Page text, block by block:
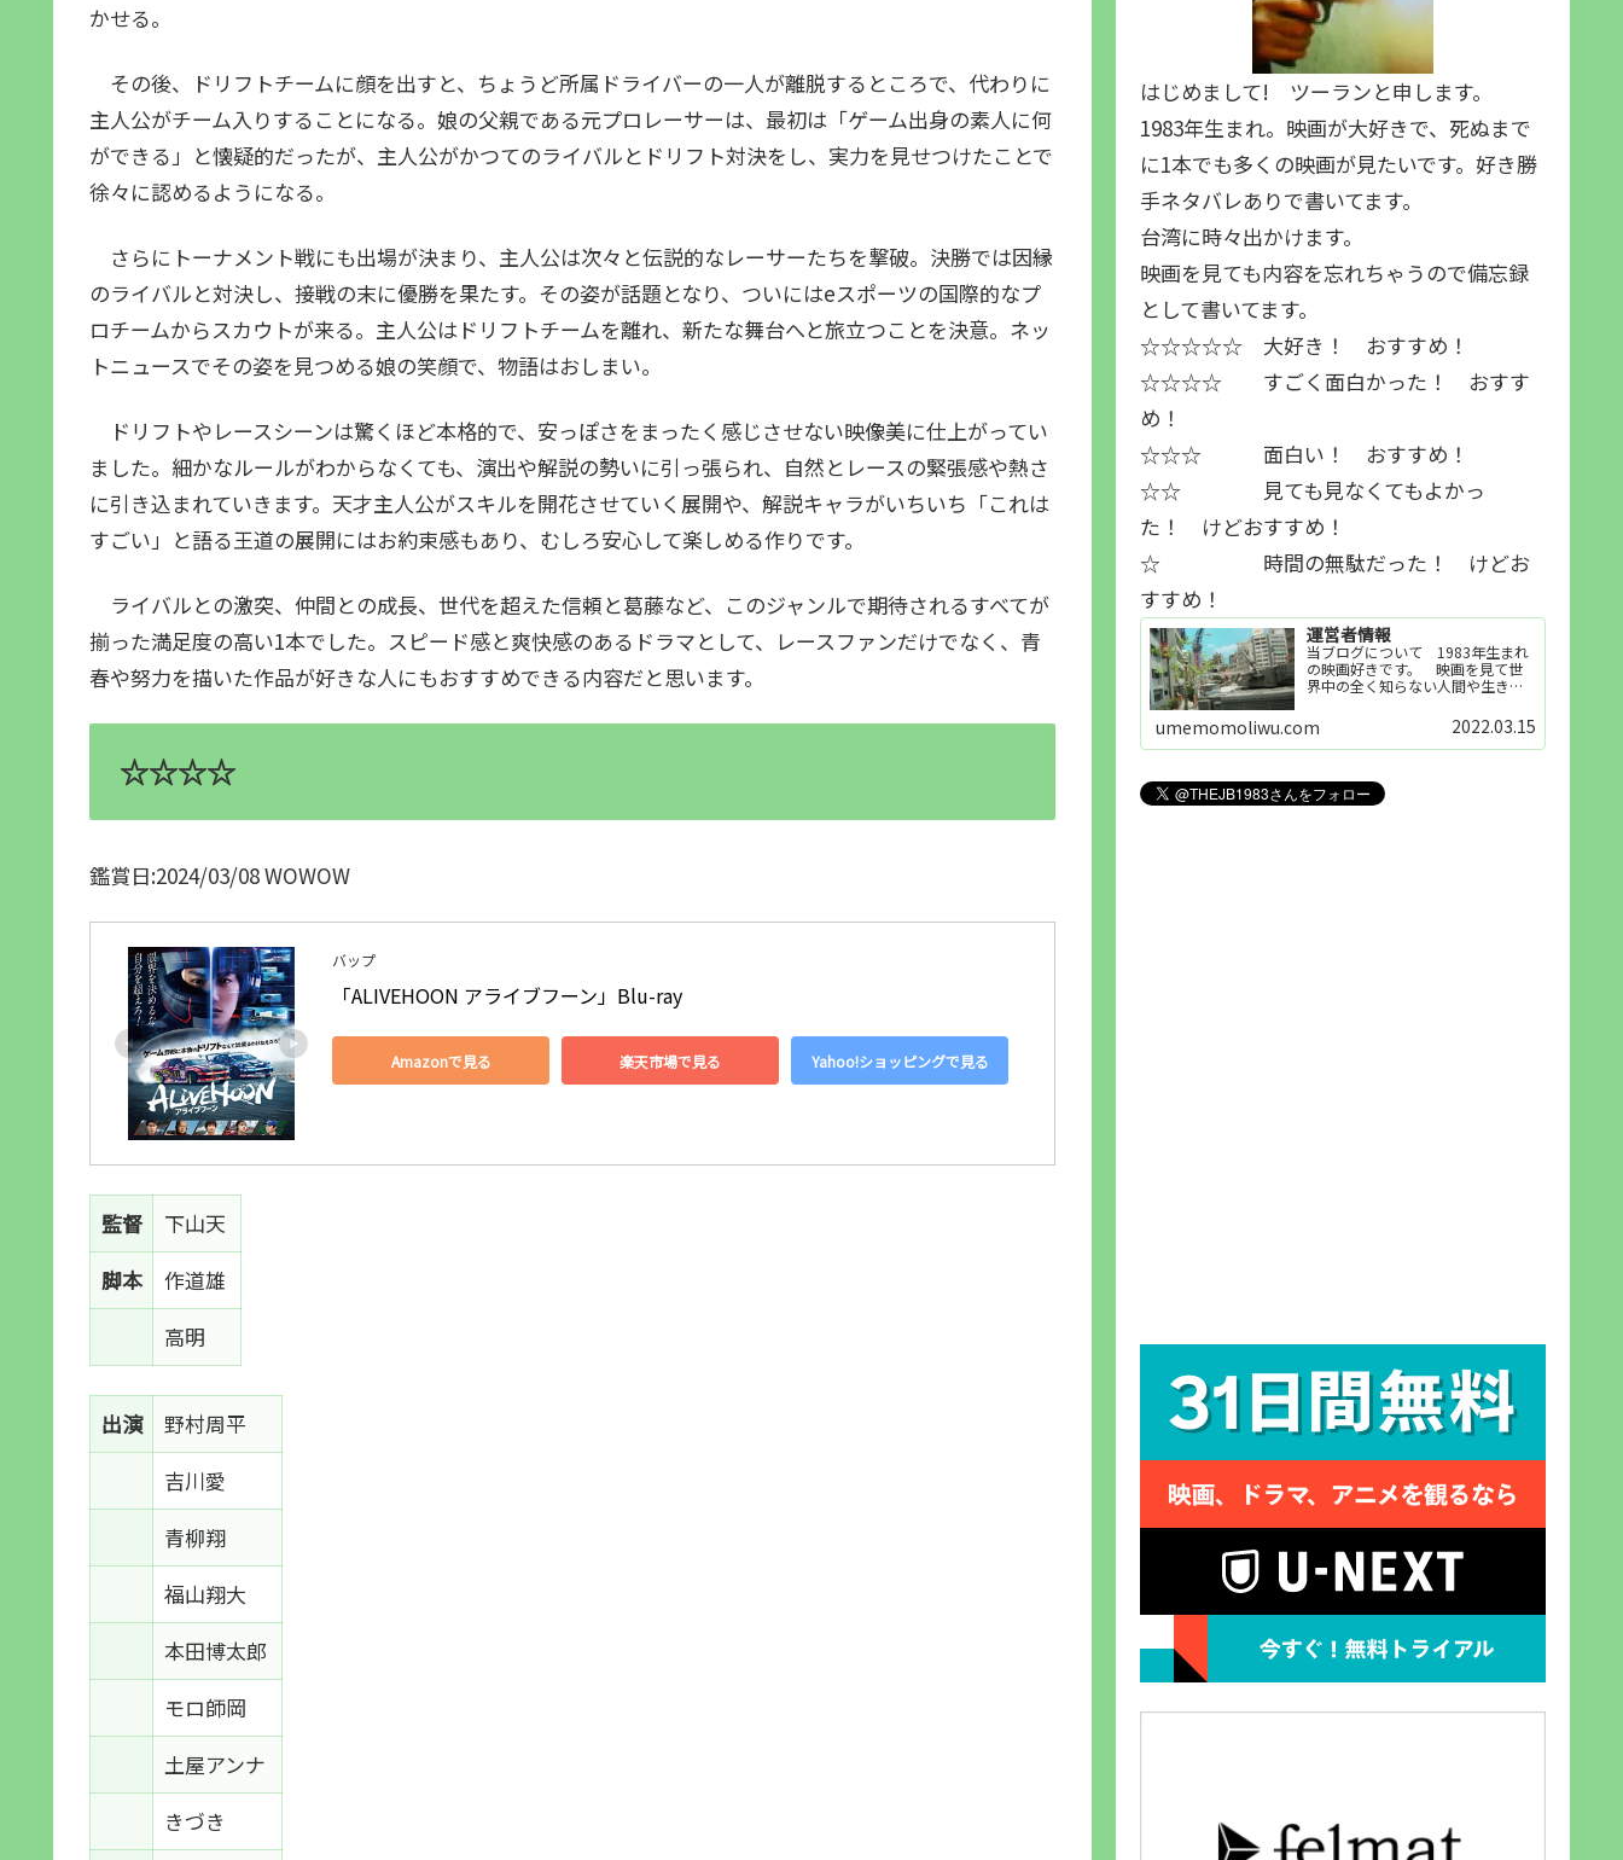
かせる。
その後、ドリフトチームに顔を出すと、ちょうど所属ドライバーの一人が離脱するところで、代わりに
主人公がチーム入りすることになる。娘の父親である元プロレーサーは、最初は「ゲーム出身の素人に何
ができる」と懐疑的だったが、主人公がかつてのライバルとドリフト対決をし、実力を見せつけたことで
徐々に認めるようになる。
さらにトーナメント戦にも出場が決まり、主人公は次々と伝説的なレーサーたちを撃破。決勝では因縁
のライバルと対決し、接戦の末に優勝を果たす。その姿が話題となり、ついにはeスポーツの国際的なプ
ロチームからスカウトが来る。主人公はドリフトチームを離れ、新たな舞台へと旅立つことを決意。ネッ
トニュースでその姿を見つめる娘の笑顔で、物語はおしまい。
ドリフトやレースシーンは驚くほど本格的で、安っぽさをまったく感じさせない映像美に仕上がってい
ました。細かなルールがわからなくても、演出や解説の勢いに引っ張られ、自然とレースの緊張感や熱さ
に引き込まれていきます。天才主人公がスキルを開花させていく展開や、解説キャラがいちいち「これは
すごい」と語る王道の展開にはお約束感もあり、むしろ安心して楽しめる作りです。
ライバルとの激突、仲間との成長、世代を超えた信頼と葛藤など、このジャンルで期待されるすべてが
揃った満足度の高い1本でした。スピード感と爽快感のあるドラマとして、レースファンだけでなく、青
春や努力を描いた作品が好きな人にもおすすめできる内容だと思います。
☆☆☆☆
鑑賞日:2024/03/08 WOWOW
バップ
「ALIVEHOON アライブフーン」Blu-ray
Amazonで見る 楽天市場で見る Yahoo!ショッピングで見る
監督
下山天
脚本
作道雄
高明
出演
野村周平
吉川愛
青柳翔
福山翔大
本田博太郎
モロ師岡
土屋アンナ
きづき
はじめまして! ツーランと申します。
1983年生まれ。映画が大好きで、死ぬまで
に1本でも多くの映画が見たいです。好き勝
手ネタバレありで書いてます。
台湾に時々出かけます。
映画を見ても内容を忘れちゃうので備忘録
として書いてます。
☆☆☆☆☆ 大好き！ おすすめ！
☆☆☆☆ すごく面白かった！ おすす
め！
☆☆☆ 面白い！ おすすめ！
☆☆ 見ても見なくてもよかっ
た！ けどおすすめ！
☆ 時間の無駄だった！ けどお
すすめ！
運営者情報
当ブログについて 1983年生まれ
の映画好きです。 映画を見て世
界中の全く知らない人間や生き物
世界知らない世界に触れることが
好きで映画を見てます。「映画を
見られれば幸福度を高い」とわか
umemomoliwu.com 2022.03.15